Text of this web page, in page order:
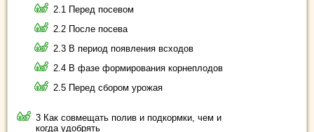
2.1 Перед посевом
2.2 После посева
2.3 В период появления всходов
2.4 В фазе формирования корнеплодов
2.5 Перед сбором урожая
3 Как совмещать полив и подкормки, чем и
когда удобрять